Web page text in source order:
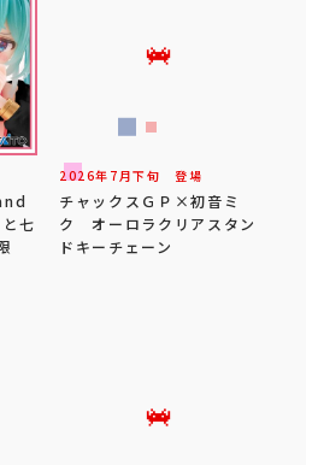
七
2026年 7 月下旬 登場
チャックスＧＰ×初音ミ
ク オーロラクリアスタン
ドキーチェーン